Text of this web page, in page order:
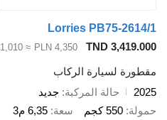
Lorries
TND
PLN 4,350
≈ €1,010
الركاب
المركبة جديد
سعة 6,35 م3